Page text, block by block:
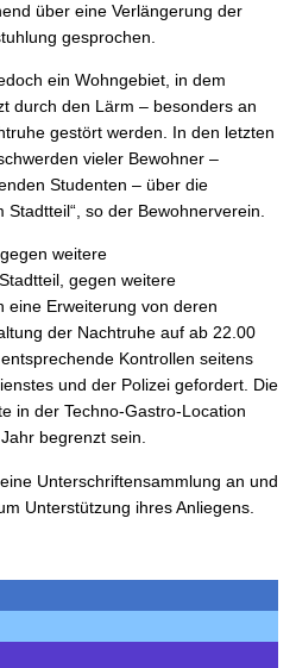
über eine Verlängerung der
gesprochen.
ein Wohngebiet, in dem
durch den Lärm – besonders an
gestört werden. In den letzten
vieler Bewohner –
Studenten – über die
so der Bewohnerverein.
weitere
gegen weitere
Erweiterung von deren
der Nachtruhe auf ab 22.00
Kontrollen seitens
und der Polizei gefordert. Die
in der Techno-Gastro-Location
begrenzt sein.
Unterschriftensammlung an und
Unterstützung ihres Anliegens.